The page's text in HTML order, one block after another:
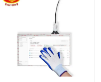
منزل